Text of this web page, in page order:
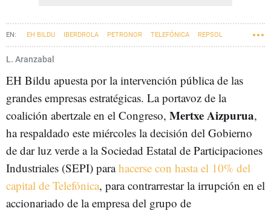
EH BILDU IBERDROLA PETRONOR TELEFÓNICA REPSOL
GOBIERNO CENTRAL
L. Aranzabal
EH Bildu apuesta por la intervención pública de las
grandes empresas estratégicas. La portavoz de la
coalición abertzale en el Congreso, Mertxe Aizpurua,
ha respaldado este miércoles la decisión del Gobierno
de dar luz verde a la Sociedad Estatal de Participaciones
Industriales (SEPI) parahacerse con hasta el 10% del
capital de Telefónica, para contrarrestar la irrupción en el
accionariado de la empresa del grupo de